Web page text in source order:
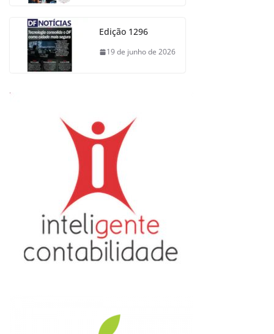
Edição 1296
19 de junho de 2026